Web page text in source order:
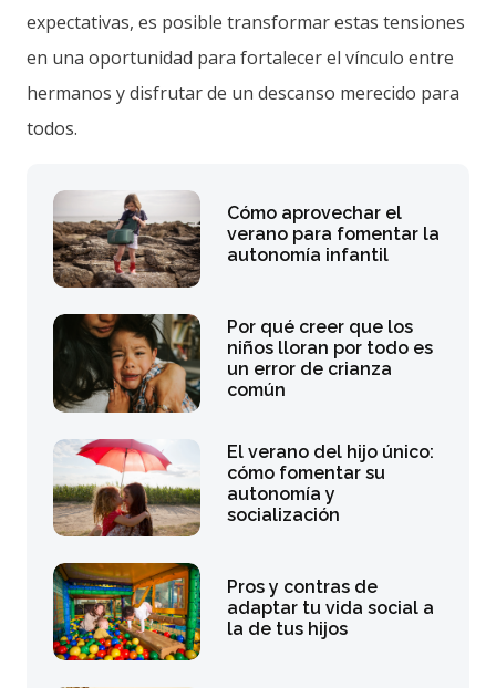
expectativas, es posible transformar estas tensiones
en una oportunidad para fortalecer el vínculo entre
hermanos y disfrutar de un descanso merecido para
todos.
Cómo aprovechar el
verano para fomentar la
autonomía infantil
Por qué creer que los
niños lloran por todo es
un error de crianza
común
El verano del hijo único:
cómo fomentar su
autonomía y
socialización
Pros y contras de
adaptar tu vida social a
la de tus hijos